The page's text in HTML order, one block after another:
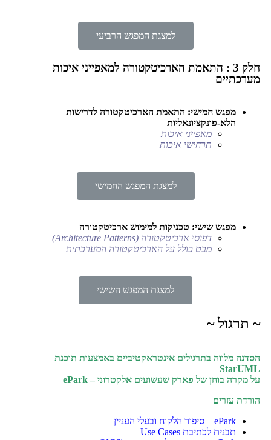
למצגת המפגש הרביעי
חלק 3 : התאמת הארכיטקטורה למאפייני איכות
מערכתיים
מפגש חמישי: התאמת הארכיטקטורה לדרישות
הלא-פונקציונאליות
מאפייני איכות
תרחישי איכות
למצגת המפגש החמישי
מפגש שישי: טכניקות למימוש ארכיטקטורה
דפוסי ארכיטקטורה (Architecture Patterns)
מבט כולל על הארכיטקטורה המערכתית
למצגת המפגש השישי
~ תרגול ~
הסדנה מלווה בתרגילים אינטראקטיביים באמצעות תוכנת
StarUML
על מקרה בוחן של פארק שעשועים אלקטרוני – ePark
הורדת עזרים
ePark – סיפור הלקוח ובעלי העניין
תבנית לכתיבת Use Cases